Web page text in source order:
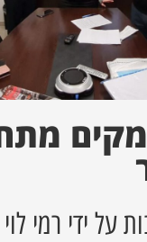
על ידי רמי